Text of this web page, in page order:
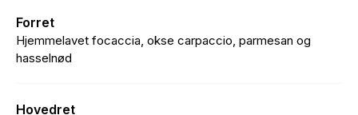
Forret
Hjemmelavet focaccia, okse carpaccio, parmesan og
hasselnød
Hovedret